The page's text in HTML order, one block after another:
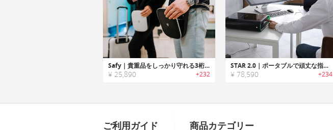
Safy｜貴重品をしっかり守れる3桁ロック付き盗難防止バッグ「セーフィー」
¥ 25,890 +232
STAR 2.0｜ポータブルで頑丈な指紋ロック機能搭載金庫システム「スター 2.0」
¥ 78,590 +234
ご利用ガイド 商品カテゴリー